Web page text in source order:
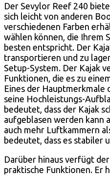
Der Sevylor Reef 240
sich leicht von anderen
verschiedenen Farben
wählen können, die Ihrem
besten entspricht. Der
transportieren und zu
Setup-System. Der Kajak
Funktionen, die es zu
Eines der Hauptmerkmale
seine Hochleistungs-
bedeutet, dass der Kajak
aufgeblasen werden kann
auch mehr Luftkammern
bedeutet, dass es stabiler
Darüber hinaus verfügt
praktische Funktionen. Er